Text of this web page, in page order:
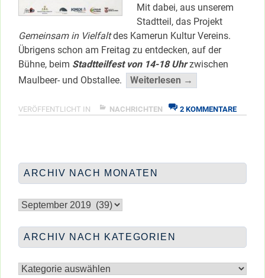
Mit dabei, aus unserem
Stadtteil, das Projekt
Gemeinsam in Vielfaltdes Kamerun Kultur Vereins.
Übrigens schon am Freitag zu entdecken, auf der
Bühne, beim Stadtteilfest von 14-18 Uhr zwischen
Maulbeer- und Obstallee.
Weiterlesen →
im
VERÖFFENTLICHT IN NACHRICHTEN 2 KOMMENTAREZU
ARCHIV NACH MONATEN
nach
ARCHIV NACH KATEGORIEN
nach